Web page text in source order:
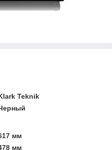
Teknik
мм
мм